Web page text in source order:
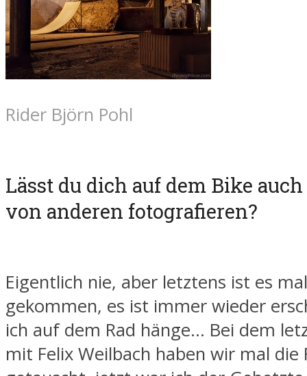
Rider Björn Pohl
Lässt du dich auf dem Bike
von anderen fotografieren?
Eigentlich nie, aber letztens ist es
gekommen, es ist immer wieder
ich auf dem Rad hänge… Bei dem
mit Felix Weilbach haben wir mal die